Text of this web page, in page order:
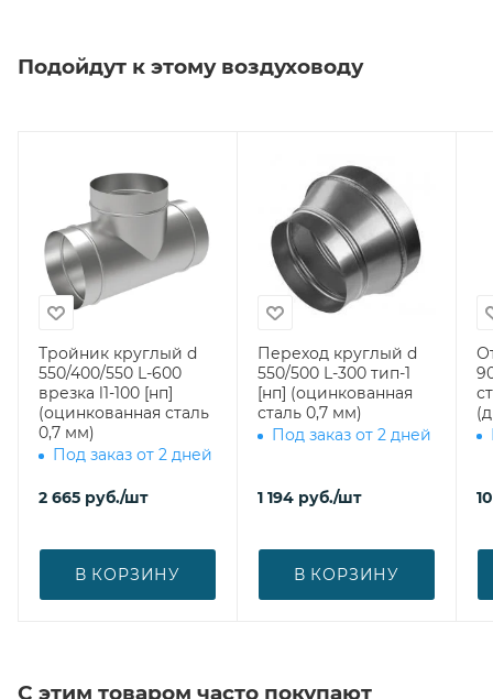
Подойдут к этому воздуховоду
Тройник круглый d
550/400/550 L-600
врезка l1-100 [нп]
(оцинкованная сталь
0,7 мм)
Под заказ от 2 дней
2 665 руб./шт
В КОРЗИНУ
Переход круглый d
550/500 L-300 тип-1
[нп] (оцинкованная
сталь 0,7 мм)
Под заказ от 2 дней
1 194 руб./шт
В КОРЗИНУ
С этим товаром часто покупают